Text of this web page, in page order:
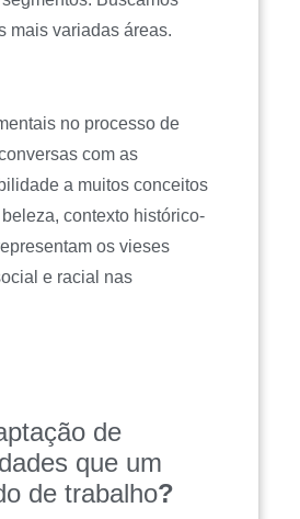
mais variadas áreas.
no processo de
com as
a muitos conceitos
contexto histórico-
os vieses
e racial nas
de
que um
de trabalho?